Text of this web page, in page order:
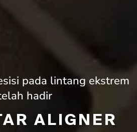
pada lintang ekstrem
hadir
ALIGNER